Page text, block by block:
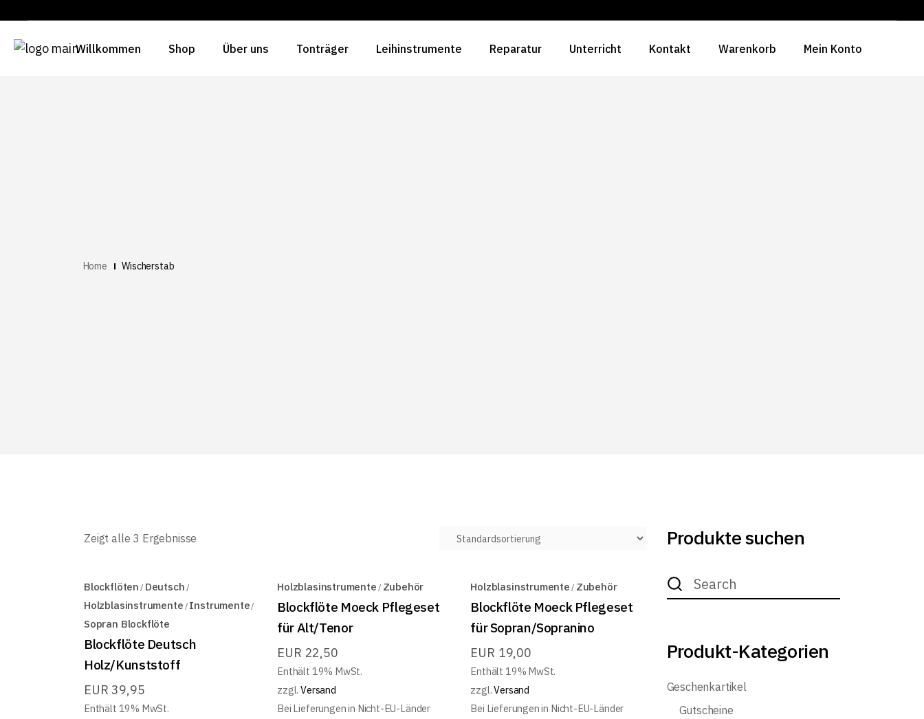
Willkommen Shop Über uns Tonträger Leihinstrumente Reparatur Unterricht Kontakt Warenkorb Mein Konto
Home Wischerstab
Zeigt alle 3 Ergebnisse
Blockflöten Deutsch
Holzblasinstrumente Instrumente
Sopran Blockflöte
Blockflöte Deutsch
Holz/Kunststoff
EUR 39,95
Enthält 19% MwSt.
Holzblasinstrumente Zubehör
Blockflöte Moeck Pflegeset
für Alt/Tenor
EUR 22,50
Enthält 19% MwSt.
zzgl.Versand
Bei Lieferungen in Nicht-EU-Länder
Holzblasinstrumente Zubehör
Blockflöte Moeck Pflegeset
für Sopran/Sopranino
EUR 19,00
Enthält 19% MwSt.
zzgl.Versand
Bei Lieferungen in Nicht-EU-Länder
Produkte suchen
Search
for:
Produkt-Kategorien
Geschenkartikel
Gutscheine